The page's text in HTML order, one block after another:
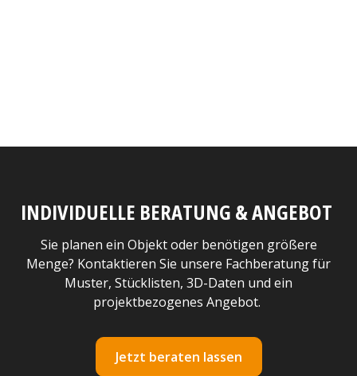
INDIVIDUELLE BERATUNG & ANGEBOT
Sie planen ein Objekt oder benötigen größere
Menge? Kontaktieren Sie unsere Fachberatung für
Muster, Stücklisten, 3D-Daten und ein
projektbezogenes Angebot.
Jetzt beraten lassen